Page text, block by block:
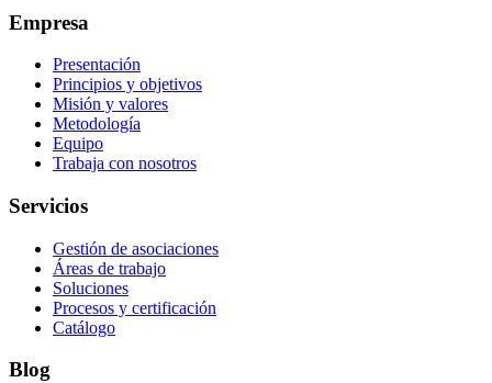
Empresa
Presentación
Principios y objetivos
Misión y valores
Metodología
Equipo
Trabaja con nosotros
Servicios
Gestión de asociaciones
Áreas de trabajo
Soluciones
Procesos y certificación
Catálogo
Blog